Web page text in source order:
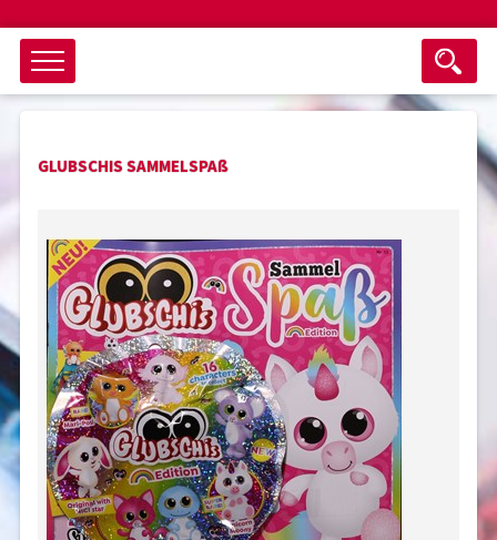
Objektsuche
als ganzes Wort suchen
keine eingestellten Titel
nur Titel im Angebot Suche zurücksetzen
Suchen
GLUBSCHIS SAMMELSPAß